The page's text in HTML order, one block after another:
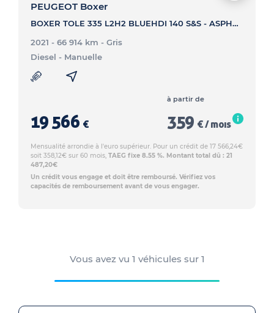
PEUGEOT Boxer
BOXER TOLE 335 L2H2 BLUEHDI 140 S&S - ASPHALT
2021 - 66 914 km - Gris
Diesel - Manuelle
19 566 €
à partir de
359 € / mois
Mensualité arrondie à l'euro supérieur. Pour un crédit de 17 566,24€
soit 358,12€ sur 60 mois, TAEG fixe 8.55 %. Montant total dû : 21
487,20€
Un crédit vous engage et doit être remboursé. Vérifiez vos
capacités de remboursement avant de vous engager.
Vous avez vu 1 véhicules sur 1